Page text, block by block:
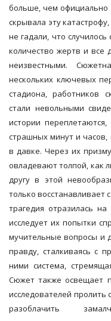
больше, чем официально
скрывала эту
не гадали, что
количество жертв и все
неизвестными.
нескольких ключевых
стадиона, работников
стали невольными
истории
страшных минут и часов,
в давке. Через их
овладевают толпой, как
другу в этой
только восстанавливает
трагедия отразилась
исследует их попытки
мучительные вопросы и
правду, сталкиваясь с
ними система,
Сюжет также освещает
исследователей
разоблачить